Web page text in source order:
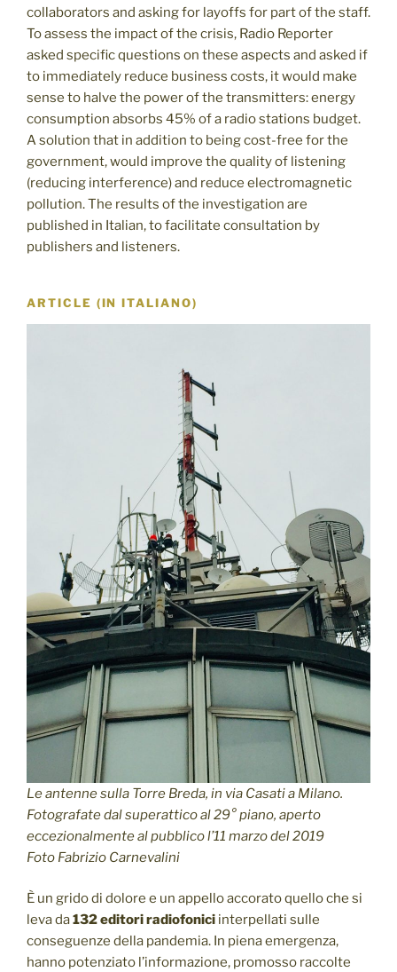
collaborators and asking for layoffs for part of the staff.
To assess the impact of the crisis, Radio Reporter
asked specific questions on these aspects and asked if
to immediately reduce business costs, it would make
sense to halve the power of the transmitters: energy
consumption absorbs 45% of a radio stations budget.
A solution that in addition to being cost-free for the
government, would improve the quality of listening
(reducing interference) and reduce electromagnetic
pollution. The results of the investigation are
published in Italian, to facilitate consultation by
publishers and listeners.
ARTICLE (IN ITALIANO)
Le antenne sulla Torre Breda, in via Casati a Milano.
Fotografate dal superattico al 29° piano, aperto
eccezionalmente al pubblico l’11 marzo del 2019
Foto Fabrizio Carnevalini
È un grido di dolore e un appello accorato quello che si
leva da132 editori radiofonici interpellati sulle
conseguenze della pandemia. In piena emergenza,
hanno potenziato l’informazione, promosso raccolte